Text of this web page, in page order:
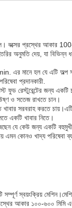
বক্সের প্রস্থের আকার
অনুমতি দেয়, যা বিভিন্ন
এর মানে হল যে এটি অল্প
প্রদানকারী.
ফুড রেস্টুরেন্টের জন্য একটি
উষ্ণ ও সতেজ রাখতে চান।
সরবরাহ করতে
একটি খাবার নিতে।
যে কেউ জন্য একটি
এমন কোনও খাদ্য পরিষেবা
স্বয়ংক্রিয়
আকার ১০০-৬০০ মিমি